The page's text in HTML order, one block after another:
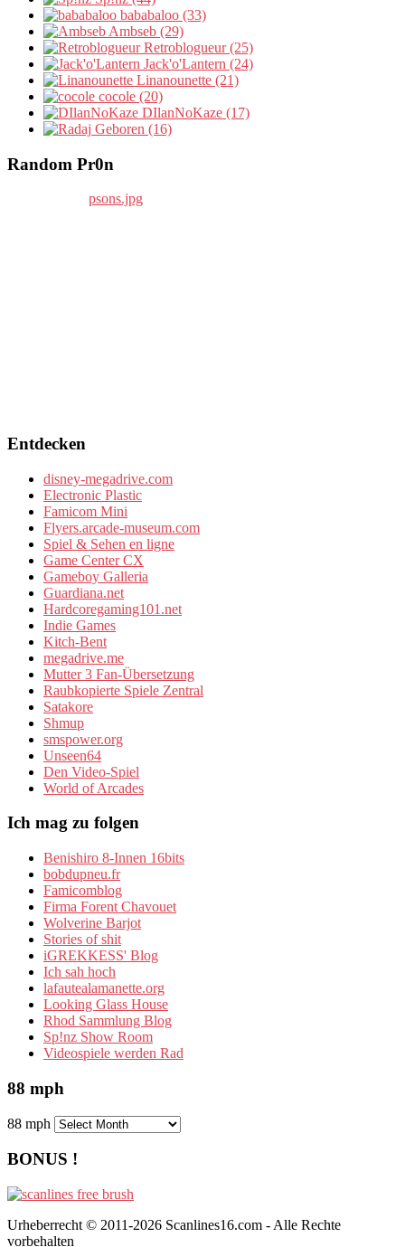
bababaloo (33)
Ambseb (29)
Retroblogueur (25)
Jack'o'Lantern (24)
Linanounette (21)
cocole (20)
DIlanNoKaze (17)
Geboren (16)
Random Pr0n
Entdecken
disney-megadrive.com
Electronic Plastic
Famicom Mini
Flyers.arcade-museum.com
Spiel & Sehen en ligne
Game Center CX
Gameboy Galleria
Guardiana.net
Hardcoregaming101.net
Indie Games
Kitch-Bent
megadrive.me
Mutter 3 Fan-Übersetzung
Raubkopierte Spiele Zentral
Satakore
Shmup
smspower.org
Unseen64
Den Video-Spiel
World of Arcades
Ich mag zu folgen
Benishiro 8-Innen 16bits
bobdupneu.fr
Famicomblog
Firma Forent Chavouet
Wolverine Barjot
Stories of shit
iGREKKESS' Blog
Ich sah hoch
lafautealamanette.org
Looking Glass House
Rhod Sammlung Blog
Sp!nz Show Room
Videospiele werden Rad
88 mph
88 mph
BONUS !
Urheberrecht © 2011-2026 Scanlines16.com - Alle Rechte
vorbehalten